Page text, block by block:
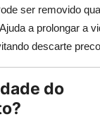
ser removido
Ajuda a prolongar a
descarte
do